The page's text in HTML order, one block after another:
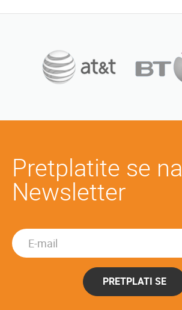
Pretplatite se na
Newsletter
PRETPLATI SE